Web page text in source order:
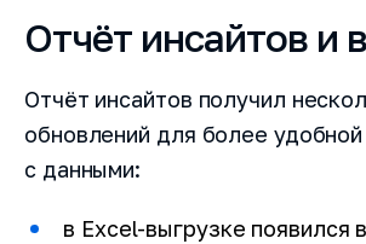
Отчёт инсайтов и
Отчёт инсайтов получил
обновлений для более
с данными:
в Excel-выгрузке появился
Название компании
Номер телефона